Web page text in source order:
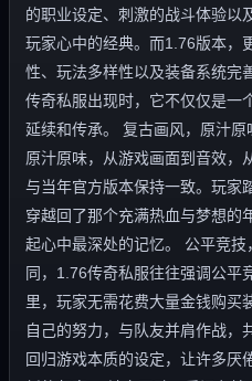
的职业设定、刺激的战斗体验以
玩家心中的经典。而1.76版本，
性、玩法多样性以及装备系统完
传奇私服出现时，它不仅仅是一
延续和传承。 复古画风，原汁
原汁原味，从游戏画面到音效，
与当年官方版本保持一致。玩家
穿越回了那个充满热血与梦想的
起心中最深处的记忆。 公平竞
同，1.76传奇私服往往强调公平
里，玩家无需花费大量金钱购买
自己的努力，与队友并肩作战，
回归游戏本质的设定，让许多厌